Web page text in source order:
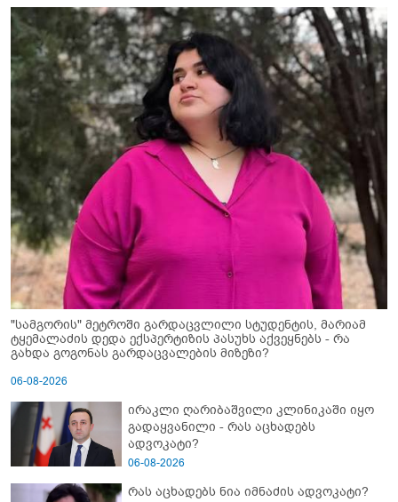
"სამგორის" მეტროში გარდაცვლილი სტუდენტის, მარიამ
ტყემალაძის დედა ექსპერტიზის პასუხს აქვეყნებს - რა
გახდა გოგონას გარდაცვალების მიზეზი?
06-08-2026
ირაკლი ღარიბაშვილი კლინიკაში იყო
გადაყვანილი - რას აცხადებს
ადვოკატი?
06-08-2026
რას აცხადებს ნია იმნაძის ადვოკატი?